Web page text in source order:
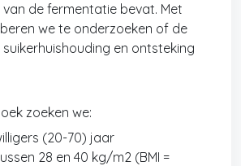
de fermentatie bevat. Met
we te onderzoeken of de
en ontsteking
zoeken we:
(20-70) jaar
28 en 40 kg/m2 (BMI =